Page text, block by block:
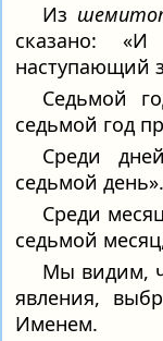
Из
сказано:
наступающий
Седьмой
седьмой год
Среди
седьмой день».
Среди
седьмой
Мы видим,
явления,
Именем.